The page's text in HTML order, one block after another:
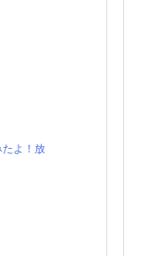
たよ！放